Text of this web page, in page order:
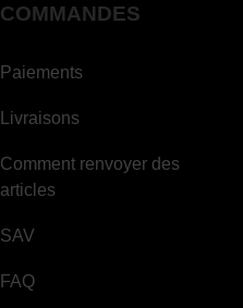
COMMANDES
Paiements
Livraisons
Comment renvoyer des
articles
SAV
FAQ